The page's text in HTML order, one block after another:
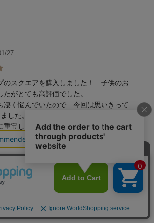
27
のスクエアを購入しました！　子供のお
たがとても高評価でした。
凄く悩んでいたので…今回は思いきって
した。　小は普段のお弁当で、大はお
重宝しそうなサイズ感ですね。　今から
しみです！